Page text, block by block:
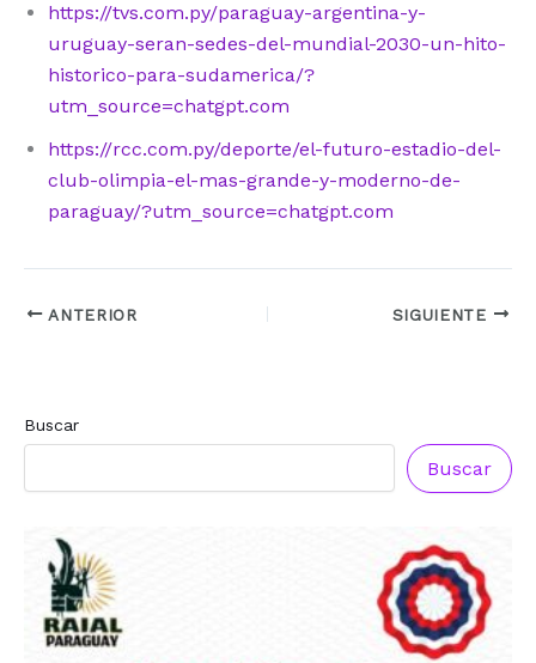
https://tvs.com.py/paraguay-argentina-y-
uruguay-seran-sedes-del-mundial-2030-un-hito-
historico-para-sudamerica/?
utm_source=chatgpt.com
https://rcc.com.py/deporte/el-futuro-estadio-del-
club-olimpia-el-mas-grande-y-moderno-de-
paraguay/?utm_source=chatgpt.com
ANTERIOR SIGUIENTE
Buscar
Buscar
Reconocimiento aFrancisca